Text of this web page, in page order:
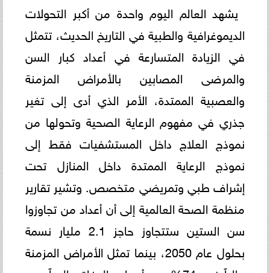
يشهد العالم اليوم واحدة من أكبر التحولات
الديموغرافية والطبية في التاريخ الحديث، تتمثل
في الزيادة المتسارعة في أعداد كبار السن
والمرضى المصابين بالأمراض المزمنة
والعصبية الممتدة، الأمر الذي أدى إلى تغير
جذري في مفهوم الرعاية الصحية وتحولها من
نموذج العلاج داخل المستشفيات فقط إلى
نموذج الرعاية الممتدة داخل المنازل تحت
إشراف طبي وتمريضي متخصص. وتشير تقارير
منظمة الصحة العالمية إلى أن أعداد من تجاوزوا
سن الستين ستتجاوز حاجز 2.1 مليار نسمة
بحلول عام 2050، بينما تمثل الأمراض المزمنة